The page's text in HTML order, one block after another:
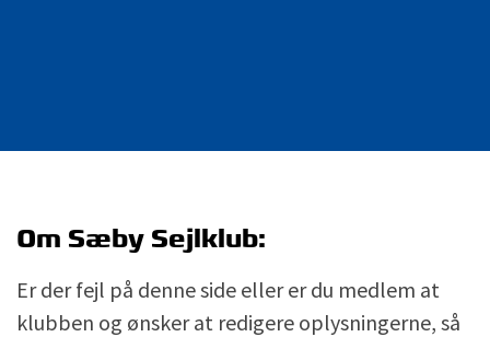
Om Sæby Sejlklub:
Er der fejl på denne side eller er du medlem at
klubben og ønsker at redigere oplysningerne, så